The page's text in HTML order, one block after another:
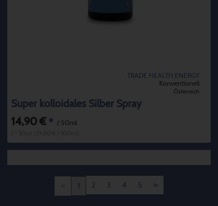
TRADE HEALTH ENERGY
Konventionell
Österreich
Super kolloidales Silber Spray
14,90 € * / 50ml
1 2 3 4 5 »